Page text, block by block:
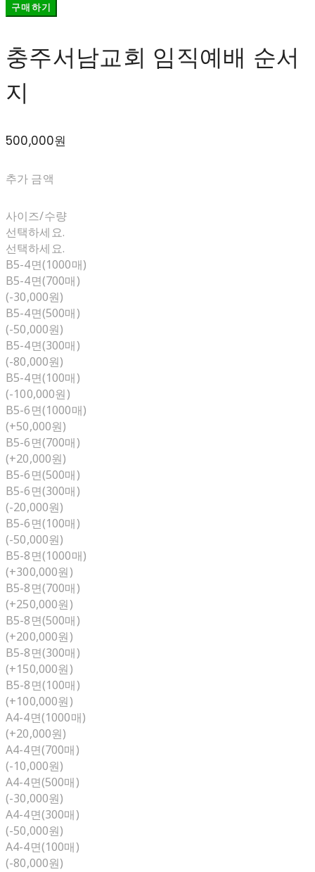
구매하기
충주서남교회 임직예배 순서
지
500,000원
추가 금액
사이즈/수량
선택하세요.
선택하세요.
B5-4면(1000매)
B5-4면(700매)
(-30,000원)
B5-4면(500매)
(-50,000원)
B5-4면(300매)
(-80,000원)
B5-4면(100매)
(-100,000원)
B5-6면(1000매)
(+50,000원)
B5-6면(700매)
(+20,000원)
B5-6면(500매)
B5-6면(300매)
(-20,000원)
B5-6면(100매)
(-50,000원)
B5-8면(1000매)
(+300,000원)
B5-8면(700매)
(+250,000원)
B5-8면(500매)
(+200,000원)
B5-8면(300매)
(+150,000원)
B5-8면(100매)
(+100,000원)
A4-4면(1000매)
(+20,000원)
A4-4면(700매)
(-10,000원)
A4-4면(500매)
(-30,000원)
A4-4면(300매)
(-50,000원)
A4-4면(100매)
(-80,000원)